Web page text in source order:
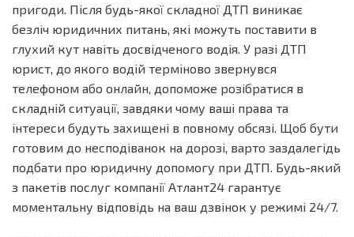
пригоди. Після будь-якої складної ДТП виникає
безліч юридичних питань, які можуть поставити в
глухий кут навіть досвідченого водія. У разі ДТП
юрист, до якого водій терміново звернувся
телефоном або онлайн, допоможе розібратися в
складній ситуації, завдяки чому ваші права та
інтереси будуть захищені в повному обсязі. Щоб бути
готовим до несподіванок на дорозі, варто заздалегідь
подбати про юридичну допомогу при ДТП. Будь-який
з пакетів послуг компанії Атлант24 гарантує
моментальну відповідь на ваш дзвінок у режимі 24/7.